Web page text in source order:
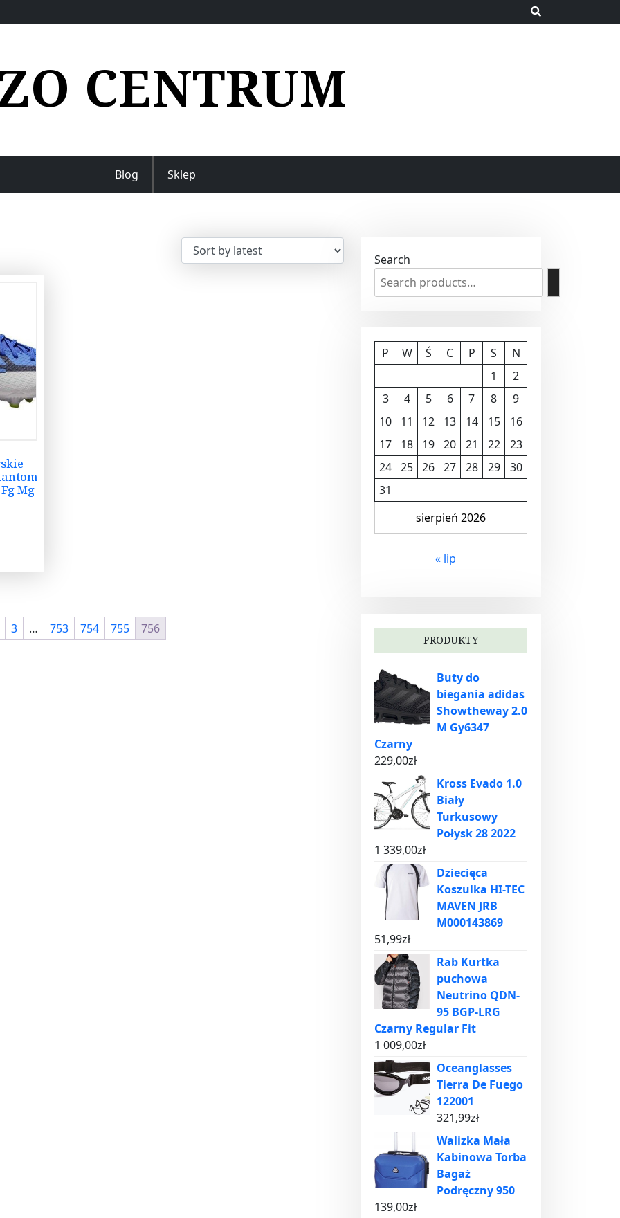
CENTRUM
Blog Sklep
Mg
3 … 753 754 755 756
Search
sierpień 2026
P W Ś C P S
N
1
2
3
4 5 6 7 8
9
10
11 12 13 14 15
16
17
18 19 20 21 22
23
24 25 26 27 28 29
30
31
« lip
PRODUKTY
Buty do
biegania adidas
Showtheway 2.0
M Gy6347
Czarny
229,00zł
Kross Evado 1.0
Biały
Turkusowy
Połysk 28 2022
1 339,00zł
Dziecięca
Koszulka HI-TEC
MAVEN JRB
M000143869
51,99zł
Rab Kurtka
puchowa
Neutrino QDN-
95 BGP-LRG
Czarny Regular Fit
1 009,00zł
Oceanglasses
Tierra De Fuego
122001
321,99zł
Walizka Mała
Kabinowa Torba
Bagaż
Podręczny 950
139,00zł